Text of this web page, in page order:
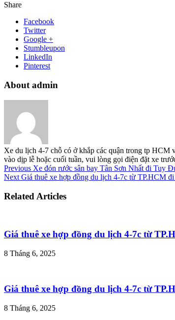
Share
Facebook
Twitter
Google +
Stumbleupon
LinkedIn
Pinterest
About admin
Xe du lịch 4-7 chỗ có ở khắp các quận trong tp HCM
vào dịp lễ hoặc cuối tuần, vui lòng gọi điện đặt xe
Previous Xe đón rước sân bay Tân Sơn Nhất đi Tuy
Next Giá thuê xe hợp đồng du lịch 4-7c từ TP.HCM
Related Articles
Giá thuê xe hợp đồng du lịch 4-7c từ
8 Tháng 6, 2025
Giá thuê xe hợp đồng du lịch 4-7c từ
8 Tháng 6, 2025